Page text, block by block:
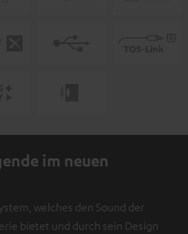
im neuen
welches den Sound der
bietet und durch sein Design